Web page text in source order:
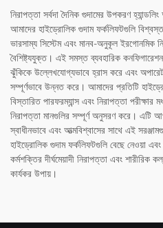
নিরাপত্তা সর্বদা দৈনিক গুদামের উপকরণ
আমাদের হাইড্রোলিক গুদাম ফর্কলিফটগুলি
ভারসাম্য সিস্টেম এবং মানব-অনুকূল ইরগোনমিক
বৈশিষ্ট্যযুক্ত। এই সমস্ত ব্যবহারিক
ঝুঁকিকে উল্লেখযোগ্যভাবে হ্রাস করে এবং
সম্পূর্ণভাবে উন্নত করে। আমাদের প্রতিটি
বিস্তারিত পারফরম্যান্স এবং নিরাপত্তা
নিরাপত্তা মানগুলির সম্পূর্ণ অনুসরণ করে। এটি
স্বাধীনভাবে এবং আত্মবিশ্বাসের সাথে এই
হাইড্রোলিক গুদাম ফর্কলিফটগুলি বেছে নেওয়া
কর্মশক্তির দীর্ঘমেয়াদী নিরাপত্তা এবং শারীরিক
কার্যকর উপায়।